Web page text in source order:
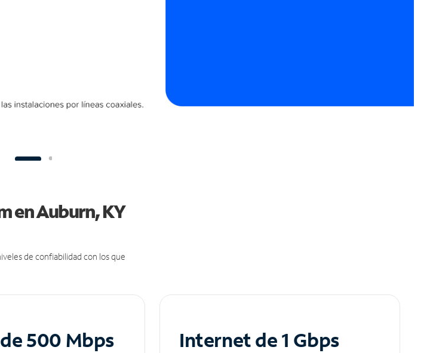
en Auburn, KY
de confiabilidad con los que
500 Mbps Internet de 1 Gbps